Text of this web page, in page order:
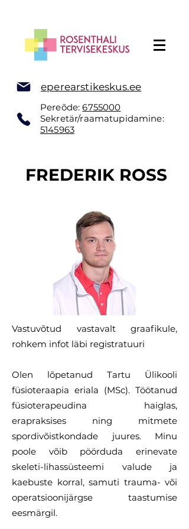
eperearstikeskus.ee
Pereõde:6755000
Sekretär/raamatupidamine:
5145963
FREDERIK ROSS
Vastuvõtud vastavalt graafikule,
rohkem infot läbi registratuuri
Olen lõpetanud Tartu Ülikooli
füsioteraapia eriala (MSc). Töötanud
füsioterapeudina haiglas,
erapraksises ning mitmete
spordivõistkondade juures. Minu
poole võib pöörduda erinevate
skeleti-lihassüsteemi valude ja
kaebuste korral, samuti trauma- või
operatsioonijärgse taastumise
eesmärgil.